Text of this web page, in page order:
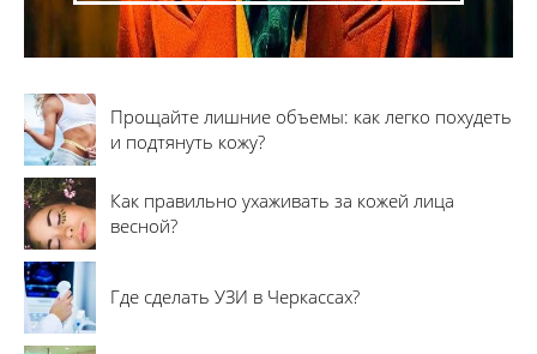
Прощайте лишние объемы: как легко похудеть
и подтянуть кожу?
Как правильно ухаживать за кожей лица
весной?
Где сделать УЗИ в Черкассах?